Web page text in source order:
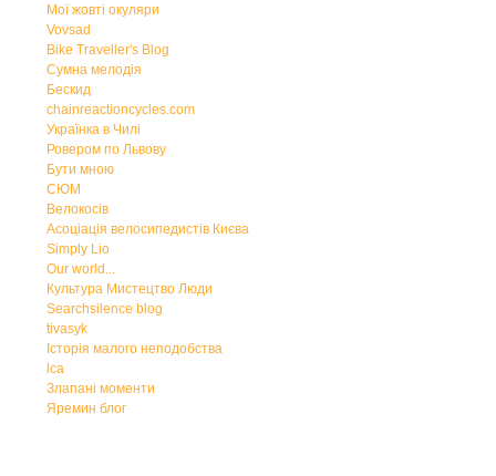
Мої жовті окуляри
Vovsad
Bike Traveller's Blog
Сумна мелодія
Бескид
chainreactioncycles.com
Українка в Чилі
Ровером по Львову
Бути мною
СЮМ
Велокосів
Асоціація велосипедистів Києва
Simply Lio
Our world...
Культура Мистецтво Люди
Searchsilence blog
tivasyk
Історія малого неподобства
lca
Злапані моменти
Яремин блог